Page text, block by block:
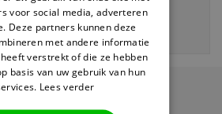
voor social media, adverteren
Deze partners kunnen deze
met andere informatie
verstrekt of die ze hebben
basis van uw gebruik van hun
Lees verder